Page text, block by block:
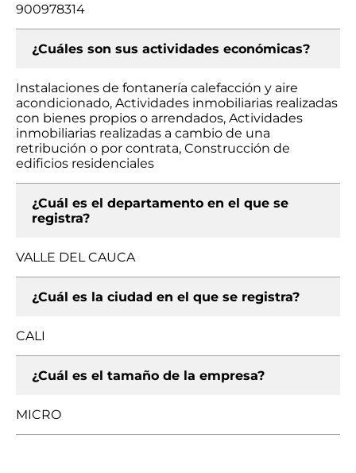
900978314
¿Cuáles son sus actividades económicas?
Instalaciones de fontanería calefacción y aire
acondicionado, Actividades inmobiliarias realizadas
con bienes propios o arrendados, Actividades
inmobiliarias realizadas a cambio de una
retribución o por contrata, Construcción de
edificios residenciales
¿Cuál es el departamento en el que se
registra?
VALLE DEL CAUCA
¿Cuál es la ciudad en el que se registra?
CALI
¿Cuál es el tamaño de la empresa?
MICRO